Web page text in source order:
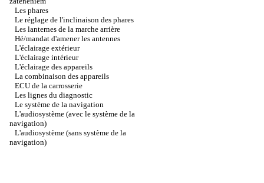
Les phares
Le réglage de l'inclinaison des phares
Les lanternes de la marche arrière
Hé/mandat d'amener les antennes
L'éclairage extérieur
L'éclairage intérieur
L'éclairage des appareils
La combinaison des appareils
ECU de la carrosserie
Les lignes du diagnostic
Le système de la navigation
L'audiosystème (avec le système de la
navigation)
L'audiosystème (sans système de la
navigation)